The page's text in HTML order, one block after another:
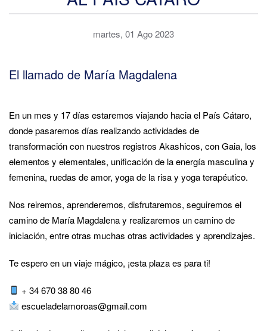
martes, 01 Ago 2023
El llamado de María Magdalena
En un mes y 17 días estaremos viajando hacia el País Cátaro,
donde pasaremos días realizando actividades de
transformación con nuestros registros Akashicos, con Gaia, los
elementos y elementales, unificación de la energía masculina y
femenina, ruedas de amor, yoga de la risa y yoga terapéutico.
Nos reiremos, aprenderemos, disfrutaremos, seguiremos el
camino de María Magdalena y realizaremos un camino de
iniciación, entre otras muchas otras actividades y aprendizajes.
Te espero en un viaje mágico, ¡esta plaza es para ti!
+ 34 670 38 80 46
escueladelamoroas@gmail.com